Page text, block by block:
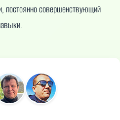
постоянно совершенствующий